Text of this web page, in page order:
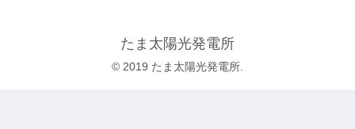
たま太陽光発電所
© 2019 たま太陽光発電所.